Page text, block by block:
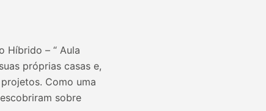
Híbrido – “ Aula
próprias casas e,
Como uma
sobre